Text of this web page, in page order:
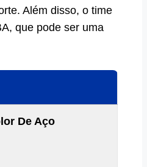
Além disso, o time
que pode ser uma
De Aço